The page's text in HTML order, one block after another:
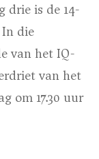
drie is de 14-
die
van het IQ-
van het
om 17.30 uur